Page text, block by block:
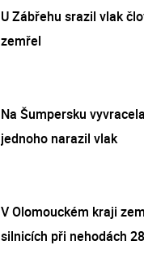
U Zábřehu srazil vlak
zemřel
Na Šumpersku
jednoho narazil vlak
V Olomouckém kraji
silnicích při nehodách